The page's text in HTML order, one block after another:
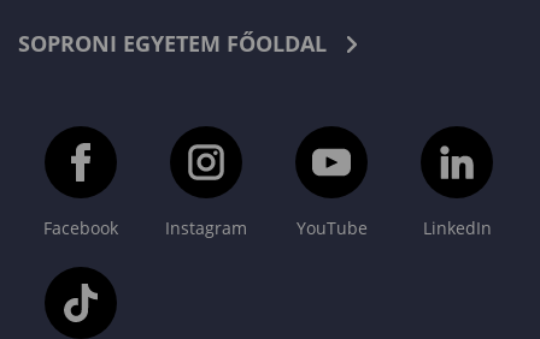
SOPRONI EGYETEM FŐOLDAL
Facebook Instagram YouTube LinkedIn